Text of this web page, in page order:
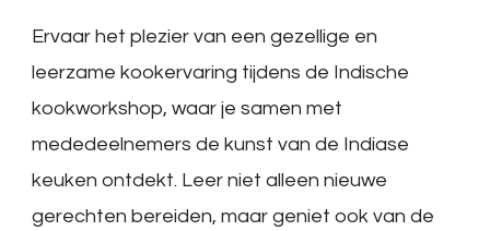
Ervaar het plezier van een gezellige en
leerzame kookervaring tijdens de Indische
kookworkshop, waar je samen met
mededeelnemers de kunst van de Indiase
keuken ontdekt. Leer niet alleen nieuwe
gerechten bereiden, maar geniet ook van de